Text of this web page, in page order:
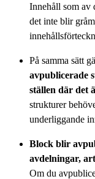
Innehåll som av
det inte blir
På samma sätt
avpublicerade
ställen där det
strukturer
underliggande
Block blir
avdelningar,
Om du